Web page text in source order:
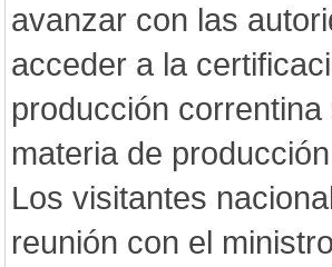
avanzar con las
acceder a la
producción
materia de
Los visitantes
reunión con el